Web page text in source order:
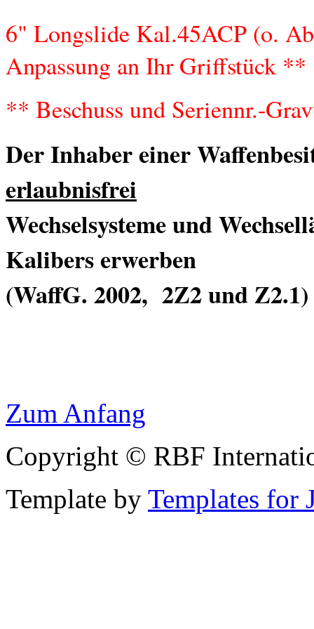
Spezial Glockmatchläufe Die hochpräzisen ALPHA WOLF Glock
in unserer Rubrik " Glock Tuning Teile"
mehr erfahren...
6" Longslide Kal.45ACP (o.
Anpassung an Ihr Griffstück **
** Beschuss und Seriennr.-
Der Inhaber einer
erlaubnisfrei
Wechselsysteme und
Kalibers erwerben
(WaffG. 2002, 2Z2 und Z2.1)
Zum Anfang
Copyright © RBF
Template by Templates for